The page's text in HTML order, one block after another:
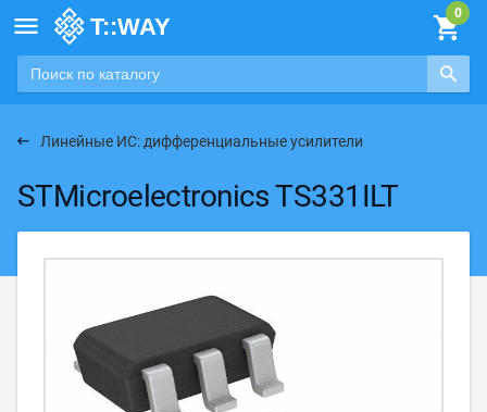

Линейные ИС: дифференциальные усилители
STMicroelectronics TS331ILT